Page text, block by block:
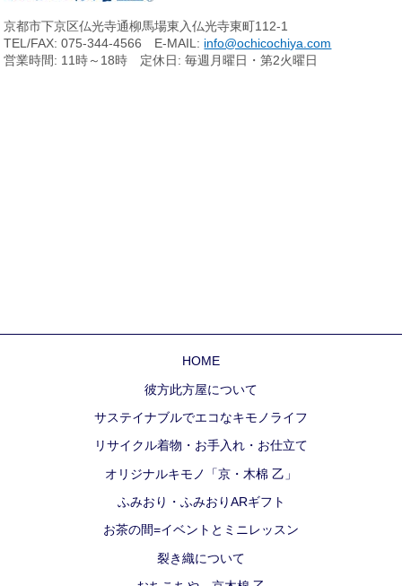
京都市下京区仏光寺通柳馬場東入仏光寺東町112-1
TEL/FAX: 075-344-4566 E-MAIL: info@ochicochiya.com
営業時間: 11時～18時 定休日: 毎週月曜日・第2火曜日
HOME
彼方此方屋について
サステイナブルでエコなキモノライフ
リサイクル着物・お手入れ・お仕立て
オリジナルキモノ「京・木棉 乙」
ふみおり・ふみおりARギフト
お茶の間=イベントとミニレッスン
裂き織について